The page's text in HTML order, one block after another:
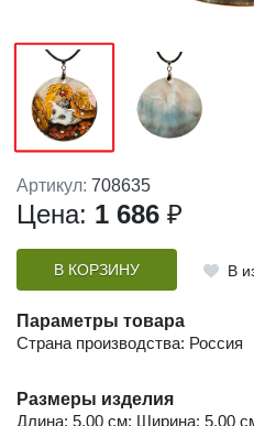
Артикул: 708635
Цена: 1 686 ₽
В КОРЗИНУ В
Параметры товара
Страна производства: Россия
Размеры изделия
Длина: 5.00 см; Ширина: 5.00